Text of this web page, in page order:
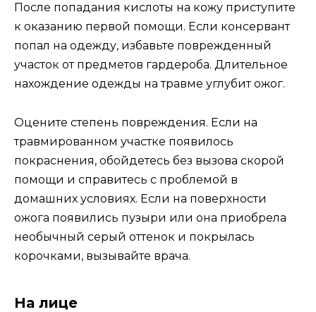
После попадания кислоты на кожу приступите
к оказанию первой помощи. Если консервант
попал на одежду, избавьте поврежденный
участок от предметов гардероба. Длительное
нахождение одежды на травме углубит ожог.
Оцените степень повреждения. Если на
травмированном участке появилось
покраснения, обойдетесь без вызова скорой
помощи и справитесь с проблемой в
домашних условиях. Если на поверхности
ожога появились пузыри или она приобрела
необычный серый оттенок и покрылась
корочками, вызывайте врача.
На лице